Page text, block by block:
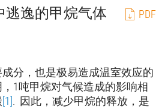
逸的甲烷气体
PDF
分，也是极易造成温室效应的
1吨甲烷对气候造成的影响相
[1] . 因此，减少甲烷的释放，是